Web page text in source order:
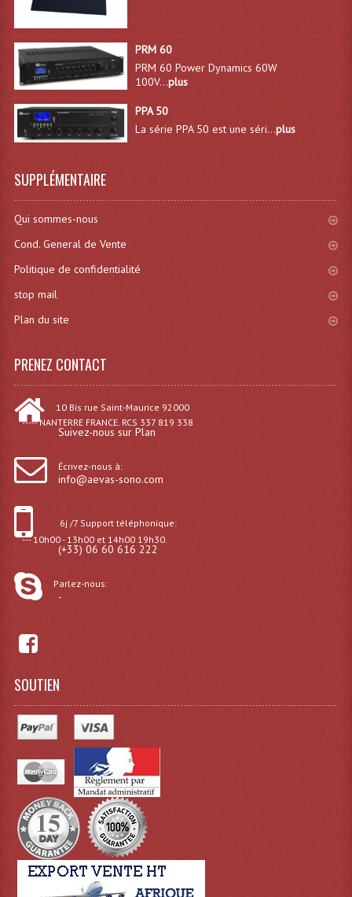
Multi-Effets, Reverbes Etc...
Peripheriques Traitements Et Accessoires
Portes Voix Mégaphones
Table Mixages Et Contrôleurs & Consoles
Consoles Amplifiées
Déco Light
Effets Lumineux, Centre De Piste
Effets Lumineux, Effets Disco
Electronique Commande Light
Blocs De Puissance
Chenillards Modulateurs
Consoles Éclairage DMX
PRM 60
PRM 60 Power Dynamics 60W
100V...plus
PPA 50
La série PPA 50 est une séri...plus
SUPPLÉMENTAIRE
Qui sommes-nous
Cond. General de Vente
Politique de confidentialité
stop mail
Plan du site
PRENEZ CONTACT
10 Bis rue Saint-Maurice 92000
----- NANTERRE FRANCE. RCS 337 819 338
Suivez-nous sur Plan
Écrivez-nous à:
info@aevas-sono.com
6j /7 Support téléphonique:
--- 10h00 - 13h00 et 14h00 19h30.
(+33) 06 60 616 222
Parlez-nous:
-
SOUTIEN